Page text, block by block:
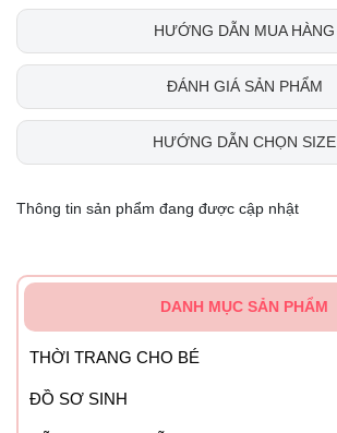
HƯỚNG DẪN MUA HÀNG
ĐÁNH GIÁ SẢN PHẨM
HƯỚNG DẪN CHỌN SIZE
Thông tin sản phẩm đang được cập nhật
DANH MỤC SẢN PHẨM
THỜI TRANG CHO BÉ
ĐỒ SƠ SINH